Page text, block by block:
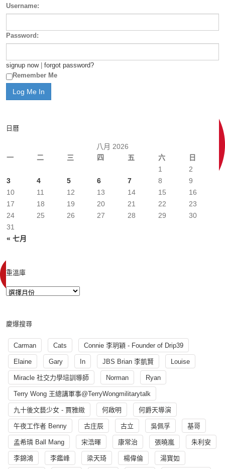
Username:
Password:
signup now| forgot password?
Remember Me
日曆
八月 2026
一
二 三 四 五 六 日
« 七月
1
2
3
4 5 6 7 8
9
10
11 12 13 14 15
16
17
18 19 20 21 22
23
24
25 26 27 28 29
30
31
重溫庫
慶爆搜尋
Carman Cats Connie 李玥穎 - Founder of Drip39
Elaine Gary In JBS Brian 李凱賢 Louise
Miracle 社交力學培訓導師 Norman Ryan
Terry Wong 王總講軍事@TerryWongmilitarytalk
九十後文藝少女 - 賈雅緻 何啟明 何爵天導演
午夜工作者 Benny 古庄辰 古立 吳佩孚 基哥
孟希璘 Ball Mang 宋浩暉 康常治 張曉嵐 朱利安
李錦鴻 李鑑峰 梁天琦 楊偉倫 湯寳如